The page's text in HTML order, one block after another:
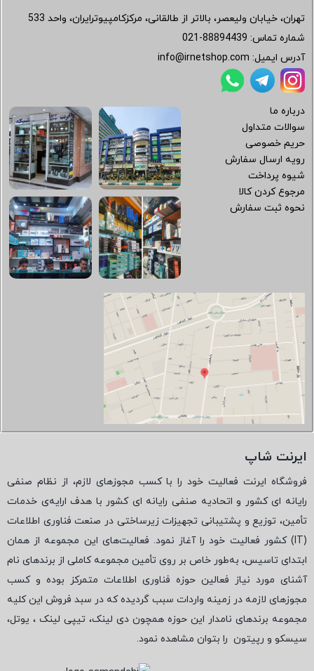
تهران، خیابان ولیعصر، بالاتر از طالقانی، مرکزکامپیوترایران، واحد 533
شماره تماس: 021-88894439
آدرس ایمیل: info@irnetshop.com
درباره ما
سوالات متداول
حریم خصوصی
رویه ارسال سفارش
شیوه پرداخت
مرجوع کردن کالا
نحوه ثبت سفارش
ایرنت شاپ
فروشگاه ایرنت فعالیت خود را با کسب مجوزهای لازم، از نظام صنفی
رایانه ای کشور و اتحادیه صنفی رایانه ای کشور با هدف ارایه‌ی خدمات
تأمین، توزیع و پشتیبانی تجهیزات زیرساختی در صنعت فناوری اطلاعات
(
IT) کشور فعالیت خود را آغاز نمود. فعالیت‌های این مجموعه از همان
ابتدای تاسیس، به‌طور خاص بر روی تأمین مجموعه کاملی از برندهای نام
آشنای مورد نیاز فعالین حوزه فناوری اطلاعات متمرکز بوده و کسب
مجوزهای لازمه در زمینه واردات سبب گردیده که در سبد فروش این کلیه
مجموعه برندهای نامدار این حوزه همچون دی لینک، تیپی لینک ، یوتل،
سیسکو و رپیتون را بتوان مشاهده نمود.